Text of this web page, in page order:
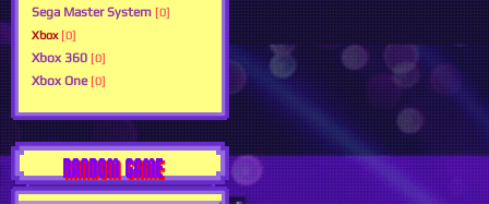
Sega Master System [0]
Xbox [0]
Xbox 360 [0]
Xbox One [0]
RANDOM GAME